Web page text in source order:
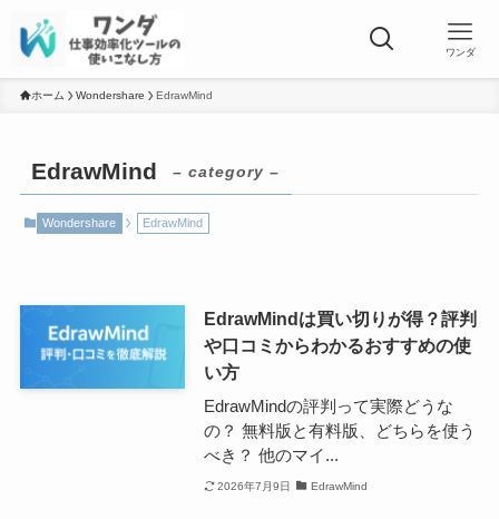
ワンダ
ホーム Wondershare EdrawMind
EdrawMind – category –
Wondershare EdrawMind
EdrawMindは買い切りが得？評判
や口コミからわかるおすすめの使
い方
EdrawMindの評判って実際どうな
の？ 無料版と有料版、どちらを使う
べき？ 他のマイ...
2026年7月9日 EdrawMind